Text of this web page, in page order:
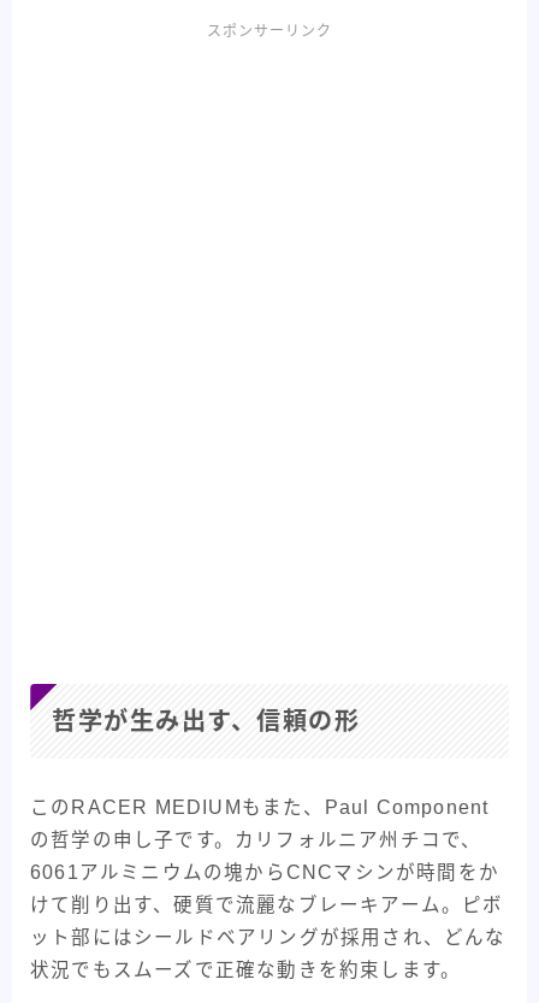
スポンサーリンク
哲学が生み出す、信頼の形
このRACER MEDIUMもまた、Paul Component
の哲学の申し子です。カリフォルニア州チコで、
6061アルミニウムの塊からCNCマシンが時間をか
けて削り出す、硬質で流麗なブレーキアーム。ピボ
ット部にはシールドベアリングが採用され、どんな
状況でもスムーズで正確な動きを約束します。